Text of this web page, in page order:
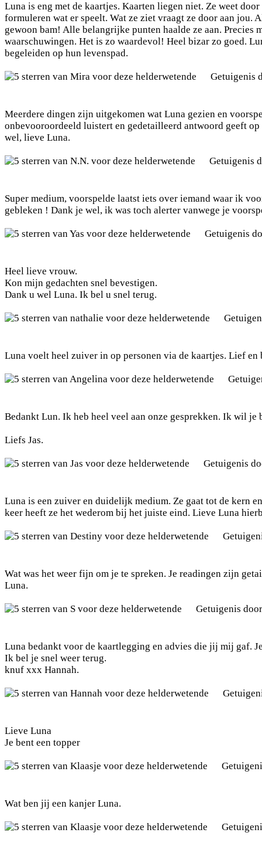
Luna is eng met de kaartjes. Kaarten liegen niet. Ze weet
formuleren wat er speelt. Wat ze ziet vraagt ze door aan
gewoon bam! Alle belangrijke punten haalde ze aan.
waarschuwingen. Het is zo waardevol! Heel bizar zo goed.
begeleiden op hun levenspad.
Getuigenis
Meerdere dingen zijn uitgekomen wat Luna gezien en
onbevooroordeeld luistert en gedetailleerd antwoord geeft
wel, lieve Luna.
Getuigenis
Super medium, voorspelde laatst iets over iemand waar ik
gebleken ! Dank je wel, ik was toch alerter vanwege je
Getuigenis
Heel lieve vrouw.
Kon mijn gedachten snel bevestigen.
Dank u wel Luna. Ik bel u snel terug.
Luna voelt heel zuiver in op personen via de kaartjes. Lief en
Bedankt Lun. Ik heb heel veel aan onze gesprekken. Ik wil je
Liefs Jas.
Getuigenis
Luna is een zuiver en duidelijk medium. Ze gaat tot de kern
keer heeft ze het wederom bij het juiste eind. Lieve Luna
Wat was het weer fijn om je te spreken. Je readingen zijn
Luna.
Getuigenis
Luna bedankt voor de kaartlegging en advies die jij mij gaf.
Ik bel je snel weer terug.
knuf xxx Hannah.
Lieve Luna
Je bent een topper
Wat ben jij een kanjer Luna.